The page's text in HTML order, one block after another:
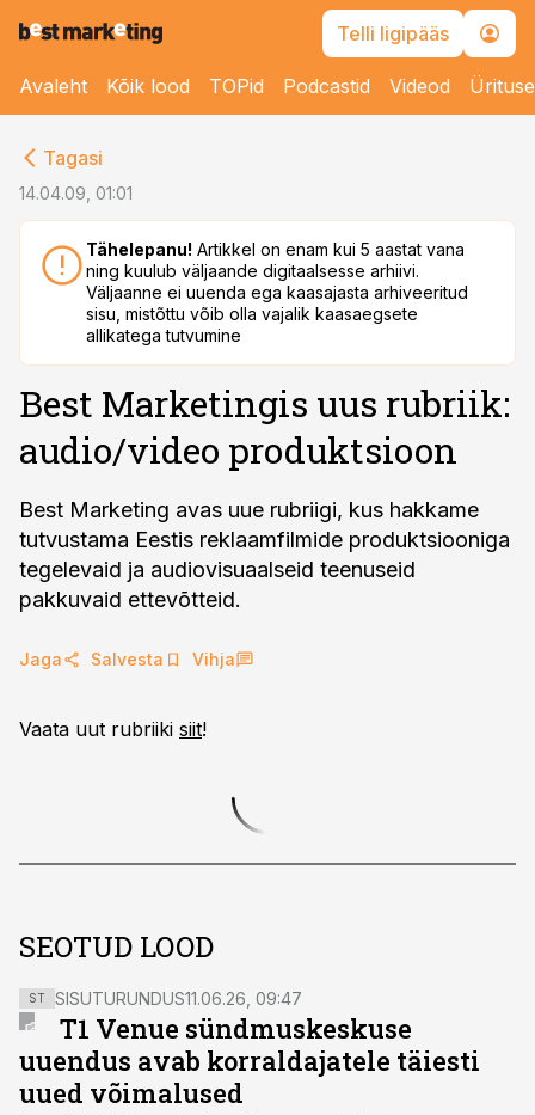
Telli ligipääs
Avaleht Kõik lood TOPid Podcastid Videod
Tagasi
14.04.09, 01:01
Tähelepanu! Artikkel on enam kui 5 aastat vana
ning kuulub väljaande digitaalsesse arhiivi.
Väljaanne ei uuenda ega kaasajasta arhiveeritud
sisu, mistõttu võib olla vajalik kaasaegsete
allikatega tutvumine
Best Marketingis uus rubriik:
audio/video produktsioon
Best Marketing avas uue rubriigi, kus hakkame
tutvustama Eestis reklaamfilmide produktsiooniga
tegelevaid ja audiovisuaalseid teenuseid
pakkuvaid ettevõtteid.
Jaga Salvesta Vihja
Vaata uut rubriiki siit!
SEOTUD LOOD
ST SISUTURUNDUS11.06.26, 09:47
T1 Venue sündmuskeskuse
uuendus avab korraldajatele täiesti
uued võimalused